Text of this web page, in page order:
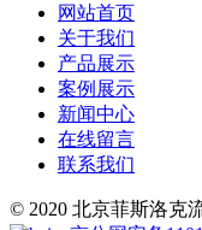
网站首页
关于我们
产品展示
案例展示
新闻中心
在线留言
联系我们
© 2020 北京菲斯洛克